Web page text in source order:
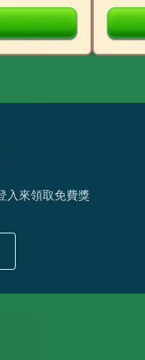
入來領取免費獎